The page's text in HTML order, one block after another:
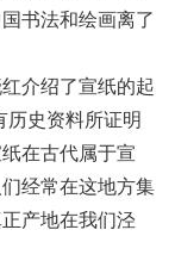
书法和绘画离了
介绍了宣纸的起
历史资料所证明
在古代属于宣
经常在这地方集
产地在我们泾